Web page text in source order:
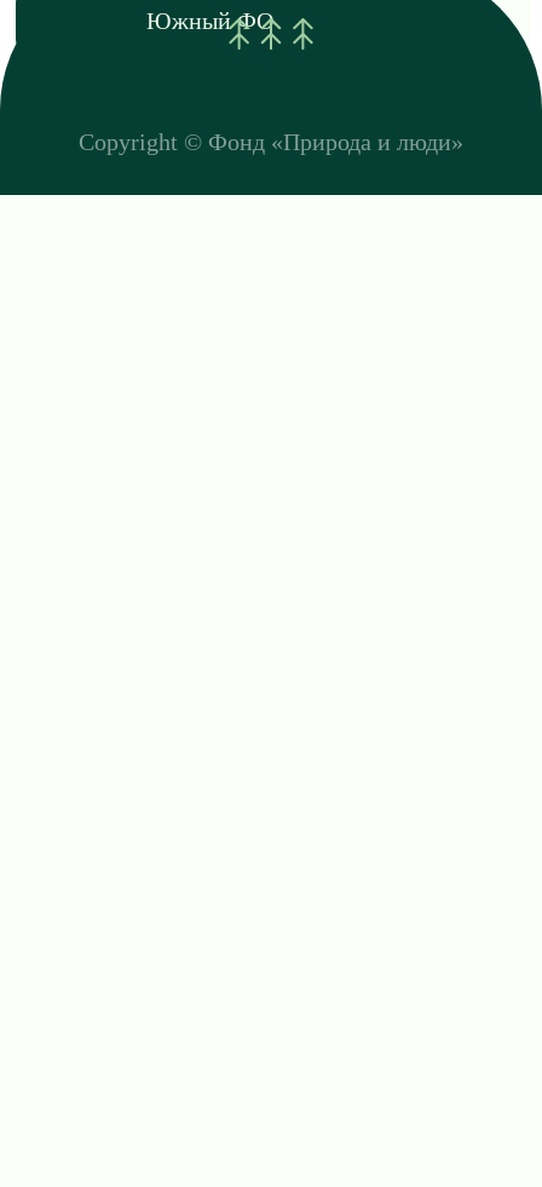
Южный ФО
Copyright © Фонд «Природа и люди»